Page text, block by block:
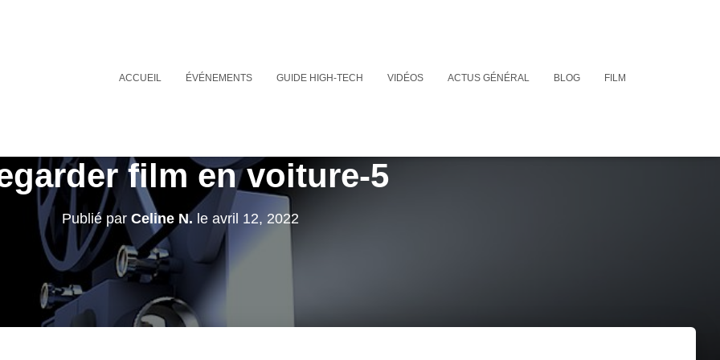
ACCUEIL ÉVÉNEMENTS GUIDE HIGH-TECH VIDÉOS ACTUS GÉNÉRAL BLOG FILM
film en voiture-5
Publié par Celine N. le avril 12, 2022